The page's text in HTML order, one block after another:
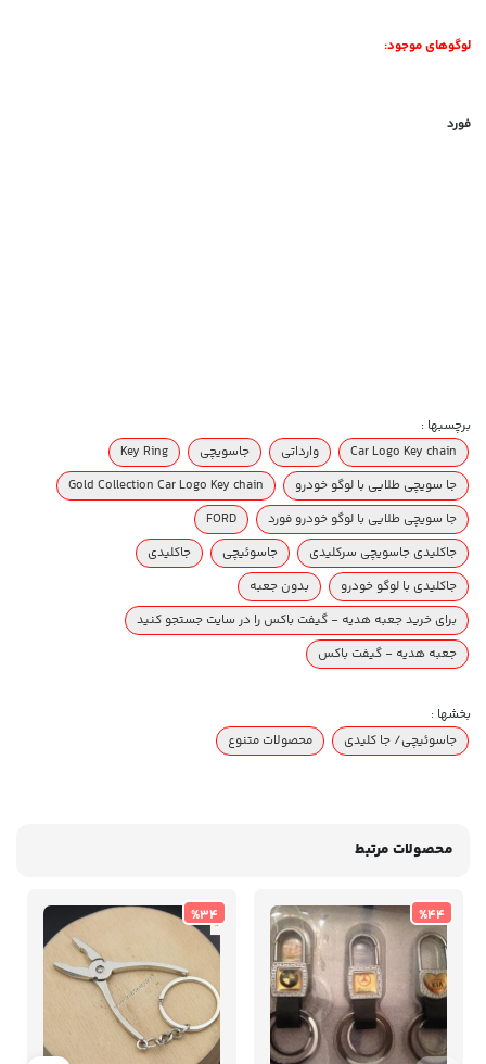
لوگوهای موجود:
فورد
برچسبها :
Car Logo Key chain
وارداتی جاسویچی
Key Ring
جا سویچی طلایی با لوگو خودرو
Gold Collection Car Logo Key chain
جا سویچی طلایی با لوگو خودرو فورد
FORD
جاکلیدی جاسویچی سرکلیدی
جاسوئیچی
جاکلیدی
جاکلیدی با لوگو خودرو
بدون جعبه
برای خرید جعبه هدیه - گیفت باکس را در سایت جستجو کنید
جعبه هدیه - گیفت باکس
بخشها :
جاسوئیچی/ جا کلیدی
محصولات متنوع
محصولات مرتبط
%44
%34